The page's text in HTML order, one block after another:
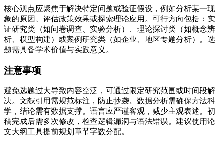
核心观点应聚焦于解决特定问题或验证假设，例如分析某一现
象的原因、评估政策效果或探索理论应用。可行方向包括：实
证研究类（如问卷调查、实验分析）、理论探讨类（如概念辨
析、模型构建）或案例研究类（如企业、地区专题分析）。选
题需具备学术价值与实践意义。
注意事项
避免选题过大导致内容空泛，可通过限定研究范围或时间段解
决。文献引用需规范标注，防止抄袭。数据分析需确保方法科
学，结论需有数据支撑。语言应严谨客观，减少主观表述。初
稿完成后需多次修改，检查逻辑漏洞与语法错误。建议使用论
文大纲工具提前规划章节字数分配。